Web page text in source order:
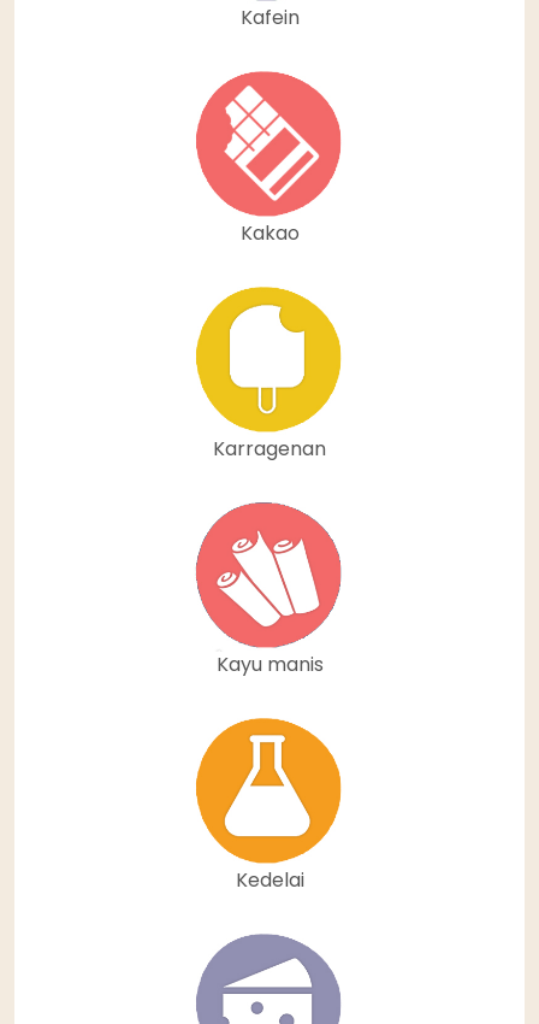
Kafein
Kakao
Karragenan
Kayu manis
Kedelai